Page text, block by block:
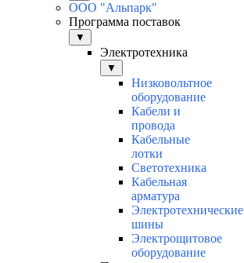
ООО "Альпарк"
Программа поставок
▼
Электротехника
▼
Низковольтное
оборудование
Кабели и
провода
Кабельные
лотки
Светотехника
Кабельная
арматура
Электротехнические
шины
Электрощитовое
оборудование